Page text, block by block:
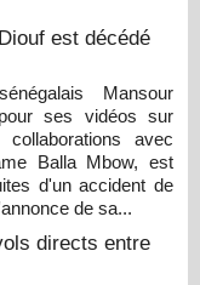
est décédé
Mansour
ses vidéos sur
avec
Balla Mbow, est
d'un accident de
de sa...
directs entre